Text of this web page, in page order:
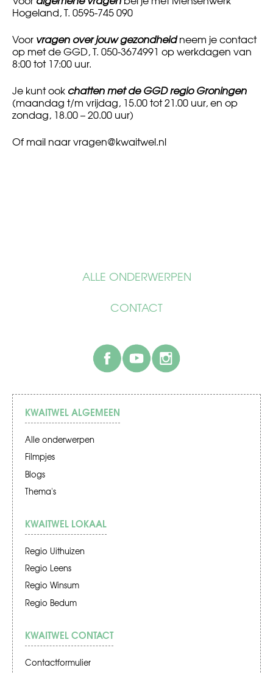
ALLE ONDERWERPEN
CONTACT
facebook
Hogeland, T. 0595-745 090
Voor vragen over jouw gezondheidneem je contact
op met de GGD, T. 050-3674991 op werkdagen van
8:00 tot 17:00 uur.
Je kunt ook chatten met de GGD regio Groningen
(maandag t/m vrijdag, 15.00 tot 21.00 uur, en op
zondag, 18.00 – 20.00 uur)
Of mail naarvragen@kwaitwel.nl
KWAITWEL ALGEMEEN
Alle onderwerpen
Filmpjes
Blogs
Thema's
KWAITWEL LOKAAL
Regio Uithuizen
Regio Leens
Regio Winsum
Regio Bedum
KWAITWEL CONTACT
Contactformulier